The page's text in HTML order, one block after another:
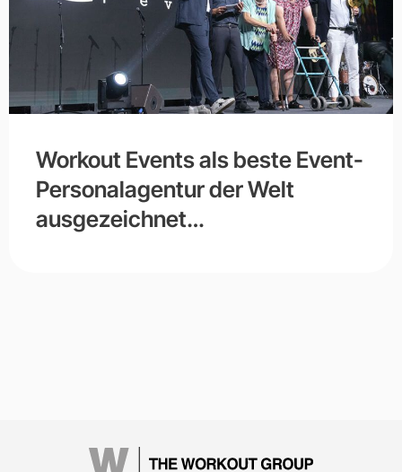
Workout Events als beste Event-
Personalagentur der Welt
ausgezeichnet…